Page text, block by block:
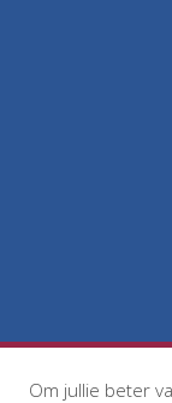
Om jullie beter